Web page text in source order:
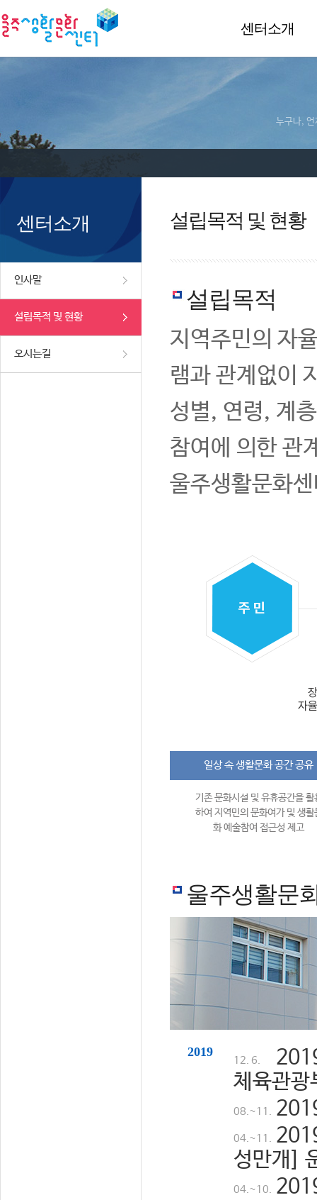
센터소개
누구나, 언
센터소개
인사말
설립목적 및 현황
오시는길
설립목적 및 현황
설립목적
지역주민의 자
램과 관계없이
성별, 연령, 계
참여에 의한 관
울주생활문화
일상 속 생활문화 공간 공유
기존 문화시설 및 유휴공간을 활
하여 지역민의 문화여가 및 생활
화 예술참여 접근성 제고
울주생활문
2019
12. 6.
체육관광
08.~11.
04.~11.
성만개]
04.~10.